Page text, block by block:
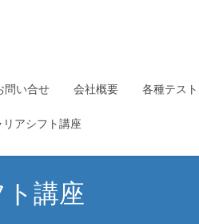
問い合せ 会社概要 各種テス
リアシフト講座
ト講座